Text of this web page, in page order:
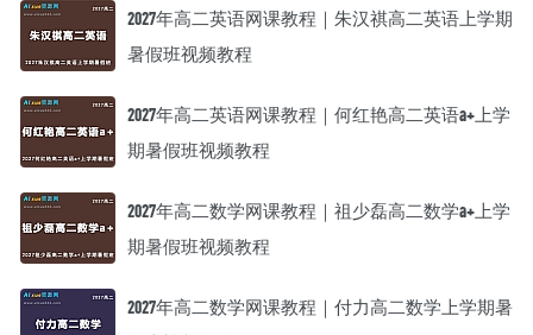
2027年高二英语网课教程｜朱汉祺高二英语上学期
暑假班视频教程
2027年高二英语网课教程｜何红艳高二英语a+上学
期暑假班视频教程
2027年高二数学网课教程｜祖少磊高二数学a+上学
期暑假班视频教程
2027年高二数学网课教程｜付力高二数学上学期暑